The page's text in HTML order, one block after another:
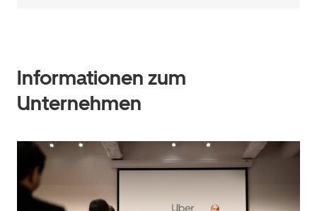
Informationen zum
Unternehmen